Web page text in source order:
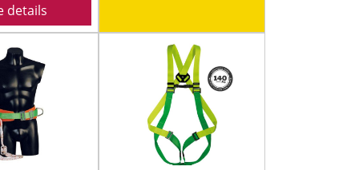
details